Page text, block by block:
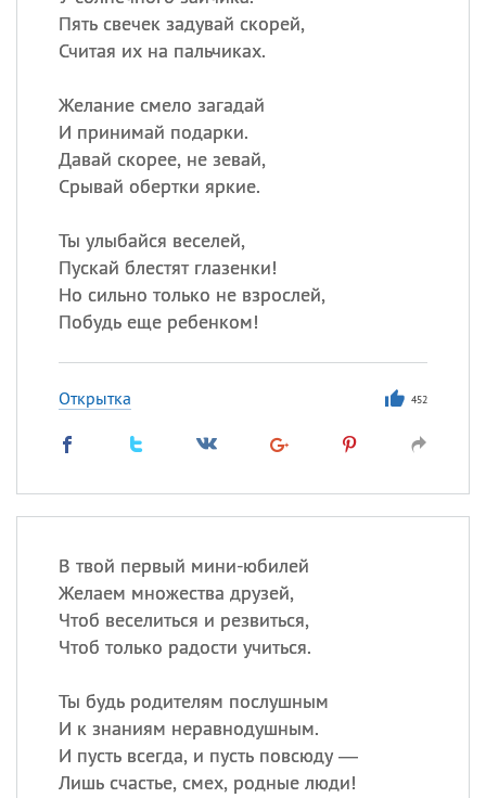
Пять свечек задувай скорей,
Считая их на пальчиках.
Желание смело загадай
И принимай подарки.
Давай скорее, не зевай,
Срывай обертки яркие.
Ты улыбайся веселей,
Пускай блестят глазенки!
Но сильно только не взрослей,
Побудь еще ребенком!
Открытка 452
В твой первый мини-юбилей
Желаем множества друзей,
Чтоб веселиться и резвиться,
Чтоб только радости учиться.
Ты будь родителям послушным
И к знаниям неравнодушным.
И пусть всегда, и пусть повсюду —
Лишь счастье, смех, родные люди!